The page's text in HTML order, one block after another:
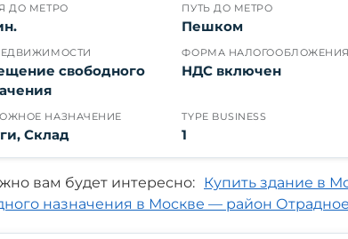
ДО МЕТРО ПУТЬ ДО МЕТРО
Пешком
свободного
ФОРМА НАЛОГООБЛОЖЕНИЯ
НДС включен
НАЗНАЧЕНИЕ
Склад
TYPE BUSINESS
1
вам будет интересно: Купить здание в
назначения в Москве — район Отрадное